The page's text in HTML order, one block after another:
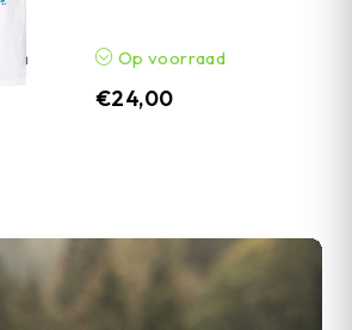
Op voorraad
€24,00